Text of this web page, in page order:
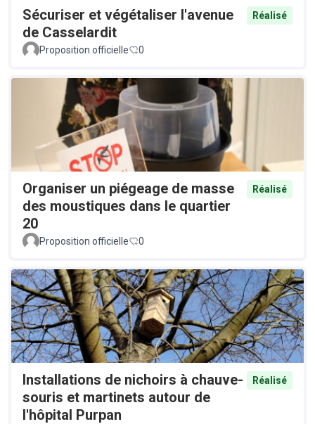
Sécuriser et végétaliser l'avenue
de Casselardit
Réalisé
Proposition officielle 0
Organiser un piégeage de masse
des moustiques dans le quartier
20
Réalisé
Proposition officielle 0
Installations de nichoirs à chauve-
souris et martinets autour de
l'hôpital Purpan
Réalisé